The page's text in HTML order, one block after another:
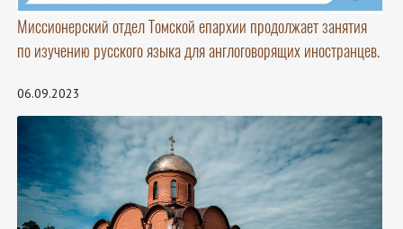
Миссионерский отдел Томской епархии продолжает занятия
по изучению русского языка для англоговорящих иностранцев.
06.09.2023